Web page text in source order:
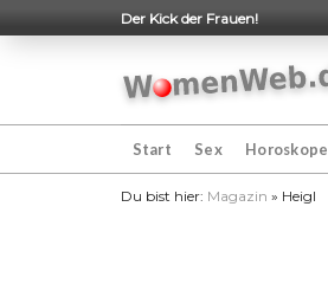
to
Der Kick der Frauen!
Start Sex Horoskope
Du bist hier: Magazin » Heigl